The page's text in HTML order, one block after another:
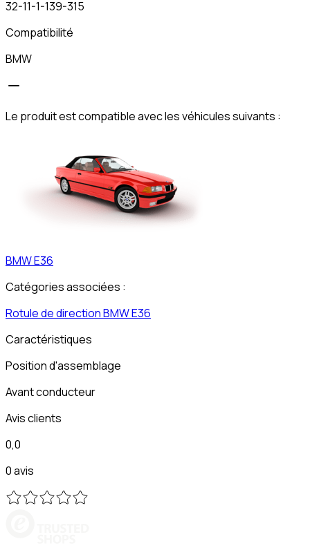
32-11-1-139-315
Compatibilité
BMW
Le produit est compatible avec les véhicules suivants :
BMWE36
Catégories associées :
Rotule de directionBMWE36
Caractéristiques
Position d'assemblage
Avant conducteur
Avis clients
0,0
0 avis